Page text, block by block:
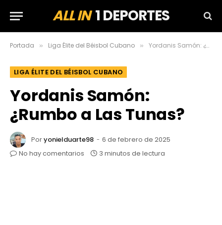
ALL IN1 DEPORTES
Portada » Liga Élite del Béisbol Cubano » Yordanis Samón: ¿Rumbo a Las Tunas?
LIGA ÉLITE DEL BÉISBOL CUBANO
Yordanis Samón:
¿Rumbo a Las Tunas?
Poryonielduarte98
6 de febrero de 2025
No hay comentarios
3 minutos de lectura